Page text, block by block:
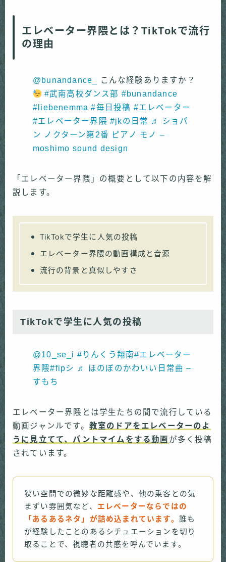
エレベーター界隈とは？TikTokで流行
の理由
@bunandance_
こんな経験ありますか？
#武南高校ダンス部 #bunandance
#liebenemma #毎日投稿 #エレベーター
#エレベーター界隈 #jkの日常 ♬ ショパ
ン ノクターン第2番 ピアノ モノ –
moshimo sound design
「エレベーター界隈」の概要として以下の内容を解
説します。
TikTokで学生に人気の投稿
エレベーター界隈の動画構成と音源
流行の背景と真似しやすさ
TikTokで学生に人気の投稿
@10_se_i #りんくう翔南#エレベーター
界隈#fipシ
♬ ほのぼのかわいい日常曲 –
すもち
エレベーター界隈とは学生たちの間で流行している
動画ジャンルです。 教室のドアをエレベーターのよ
うに見立てて、パントマイムをする動画 が多く投稿
されています。
狭い空間での微妙な距離感や、他の乗客との気
まずい雰囲気など、 エレベーターならではの
「あるあるネタ」が詰め込まれています。 誰も
が経験したことのあるシチュエーションを切り
取ることで、視聴者の共感を呼んでいます。